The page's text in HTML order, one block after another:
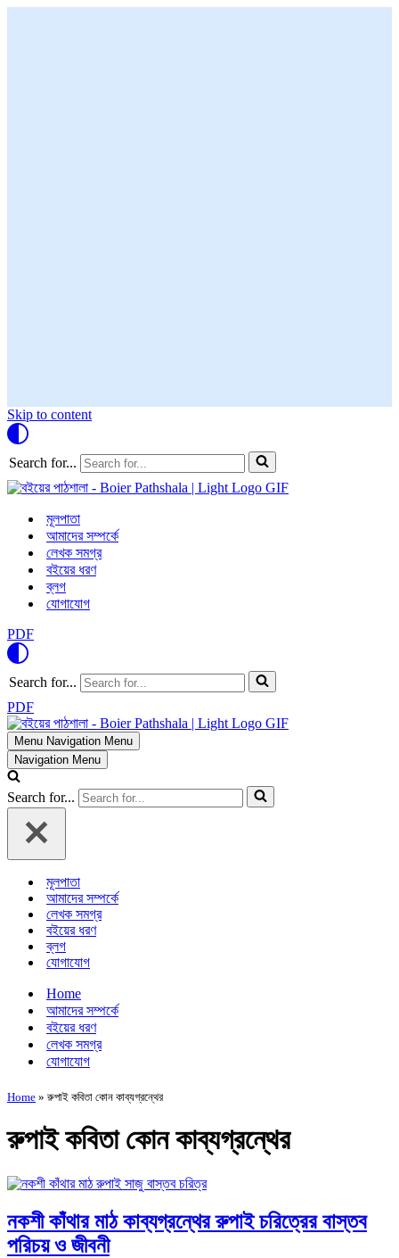
Skip to content
Search for...
মূলপাতা
আমাদের সম্পর্কে
লেখক সমগ্র
বইয়ের ধরণ
ব্লগ
যোগাযোগ
PDF
Search for...
PDF
Menu Navigation Menu
Navigation Menu
Search for...
মূলপাতা
আমাদের সম্পর্কে
লেখক সমগ্র
বইয়ের ধরণ
ব্লগ
যোগাযোগ
Home
আমাদের সম্পর্কে
বইয়ের ধরণ
লেখক সমগ্র
যোগাযোগ
Home »রুপাই কবিতা কোন কাব্যগ্রন্থের
রুপাই কবিতা কোন কাব্যগ্রন্থের
নকশী কাঁথার মাঠ কাব্যগ্রন্থের রুপাই চরিত্রের বাস্তব
পরিচয় ও জীবনী